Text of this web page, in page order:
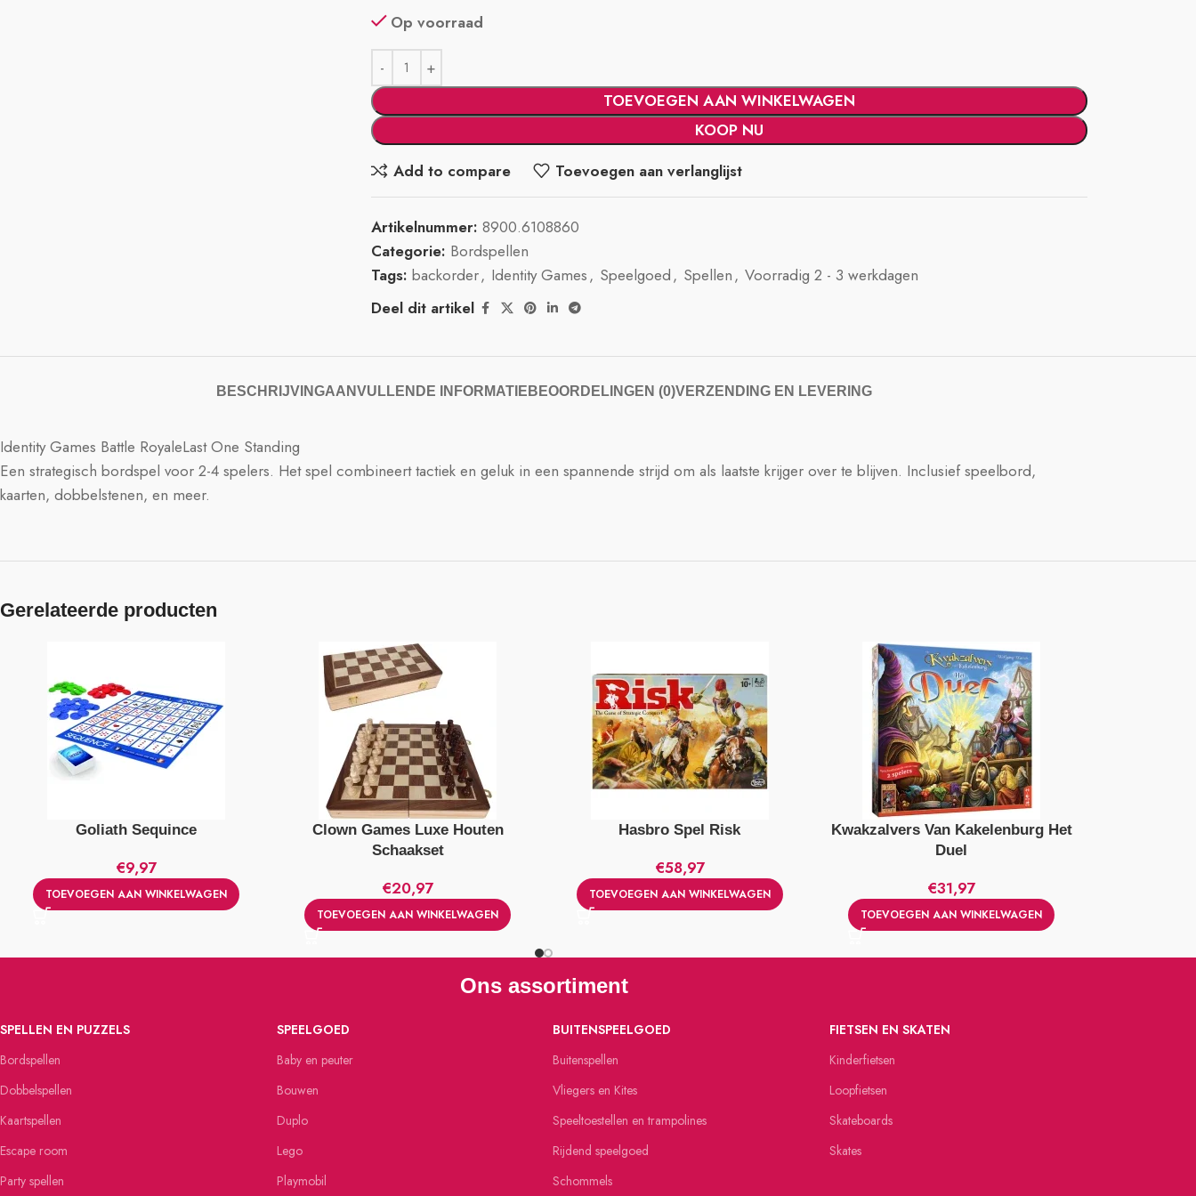
Op voorraad
TOEVOEGEN AAN WINKELWAGEN
KOOP NU
Add to compare
Toevoegen aan verlanglijst
Artikelnummer:8900.6108860
Categorie: Bordspellen
Tags: backorder, Identity Games, Speelgoed, Spellen, Voorradig 2 - 3 werkdagen
Deel dit artikel
BESCHRIJVINGAANVULLENDE INFORMATIE BEOORDELINGEN (0)VERZENDING EN LEVERING
Identity Games Battle RoyaleLast One Standing
Een strategisch bordspel voor 2-4 spelers. Het spel combineert tactiek en geluk in een spannende strijd om als laatste krijger over te blijven. Inclusief speelbord,
kaarten, dobbelstenen, en meer.
Gerelateerde producten
Goliath Sequince
€9,97
TOEVOEGEN AAN WINKELWAGEN
Clown Games Luxe Houten
Schaakset
€20,97
TOEVOEGEN AAN WINKELWAGEN
Hasbro Spel Risk
€58,97
TOEVOEGEN AAN WINKELWAGEN
Kwakzalvers Van Kakelenburg Het
Duel
€31,97
TOEVOEGEN AAN WINKELWAGEN
Ons assortiment
SPELLEN EN PUZZELS
Bordspellen
Dobbelspellen
Kaartspellen
Escape room
Party spellen
SPEELGOED
Baby en peuter
Bouwen
Duplo
Lego
Playmobil
BUITENSPEELGOED
Buitenspellen
Vliegers en Kites
Speeltoestellen en trampolines
Rijdend speelgoed
Schommels
FIETSEN EN SKATEN
Kinderfietsen
Loopfietsen
Skateboards
Skates